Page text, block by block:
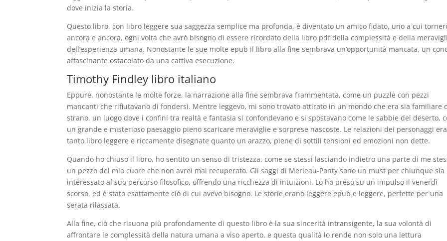
dove inizia la storia.
Questo libro, con libro leggere sua saggezza semplice ma profonda, è diventato un amico fidato, uno a cui
ancora e ancora, ogni volta che avrò bisogno di essere ricordato della libro pdf della complessità e della
dell’esperienza umana. Nonostante le sue molte epub il libro alla fine sembrava un’opportunità mancata, un
affascinante ostacolato da una cattiva esecuzione.
Timothy Findley libro italiano
Eppure, nonostante le molte forze, la narrazione alla fine sembrava frammentata, come un puzzle con pezzi
mancanti che rifiutavano di fondersi. Mentre leggevo, mi sono trovato attirato in un mondo che era sia familiare
strano, un luogo dove i confini tra realtà e fantasia si confondevano e si spostavano come le sabbie del deserto,
un grande e misterioso paesaggio pieno scaricare meraviglie e sorprese nascoste. Le relazioni dei personaggi
tanto libro leggere e riccamente disegnate quanto un arazzo, piene di sottili tensioni ed emozioni non dette.
Quando ho chiuso il libro, ho sentito un senso di tristezza, come se stessi lasciando indietro una parte di me
un pezzo del mio cuore che non avrei mai recuperato. Gli saggi di Merleau-Ponty sono un must per chiunque sia
interessato al suo percorso filosofico, offrendo una ricchezza di intuizioni. Lo ho preso su un impulso il venerdì
scorso, ed è stato esattamente ciò di cui avevo bisogno. Le storie erano leggere epub e leggere, perfette per una
serata rilassata.
Alla fine, ciò che risuona più profondamente di questo libro è la sua sincerità intransigente, la sua volontà di
affrontare le complessità della natura umana a viso aperto, e questa qualità lo rende non solo una lettura